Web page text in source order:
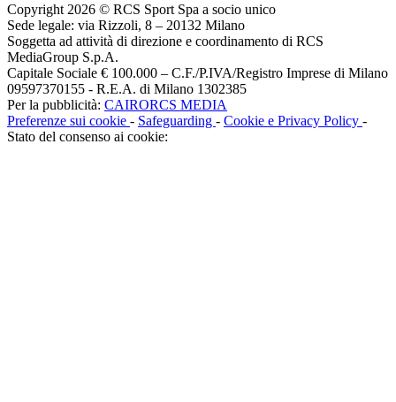
Copyright 2026 © RCS Sport Spa a socio unico
Sede legale: via Rizzoli, 8 – 20132 Milano
Soggetta ad attività di direzione e coordinamento di RCS
MediaGroup S.p.A.
Capitale Sociale € 100.000 – C.F./P.IVA/Registro Imprese di Milano
09597370155 - R.E.A. di Milano 1302385
Per la pubblicità: CAIRORCS MEDIA
Preferenze sui cookie - Safeguarding - Cookie e Privacy Policy -
Stato del consenso ai cookie: